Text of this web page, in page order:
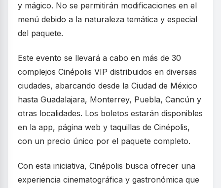
y mágico. No se permitirán modificaciones en el
menú debido a la naturaleza temática y especial
del paquete.
Este evento se llevará a cabo en más de 30
complejos Cinépolis VIP distribuidos en diversas
ciudades, abarcando desde la Ciudad de México
hasta Guadalajara, Monterrey, Puebla, Cancún y
otras localidades. Los boletos estarán disponibles
en la app, página web y taquillas de Cinépolis,
con un precio único por el paquete completo.
Con esta iniciativa, Cinépolis busca ofrecer una
experiencia cinematográfica y gastronómica que